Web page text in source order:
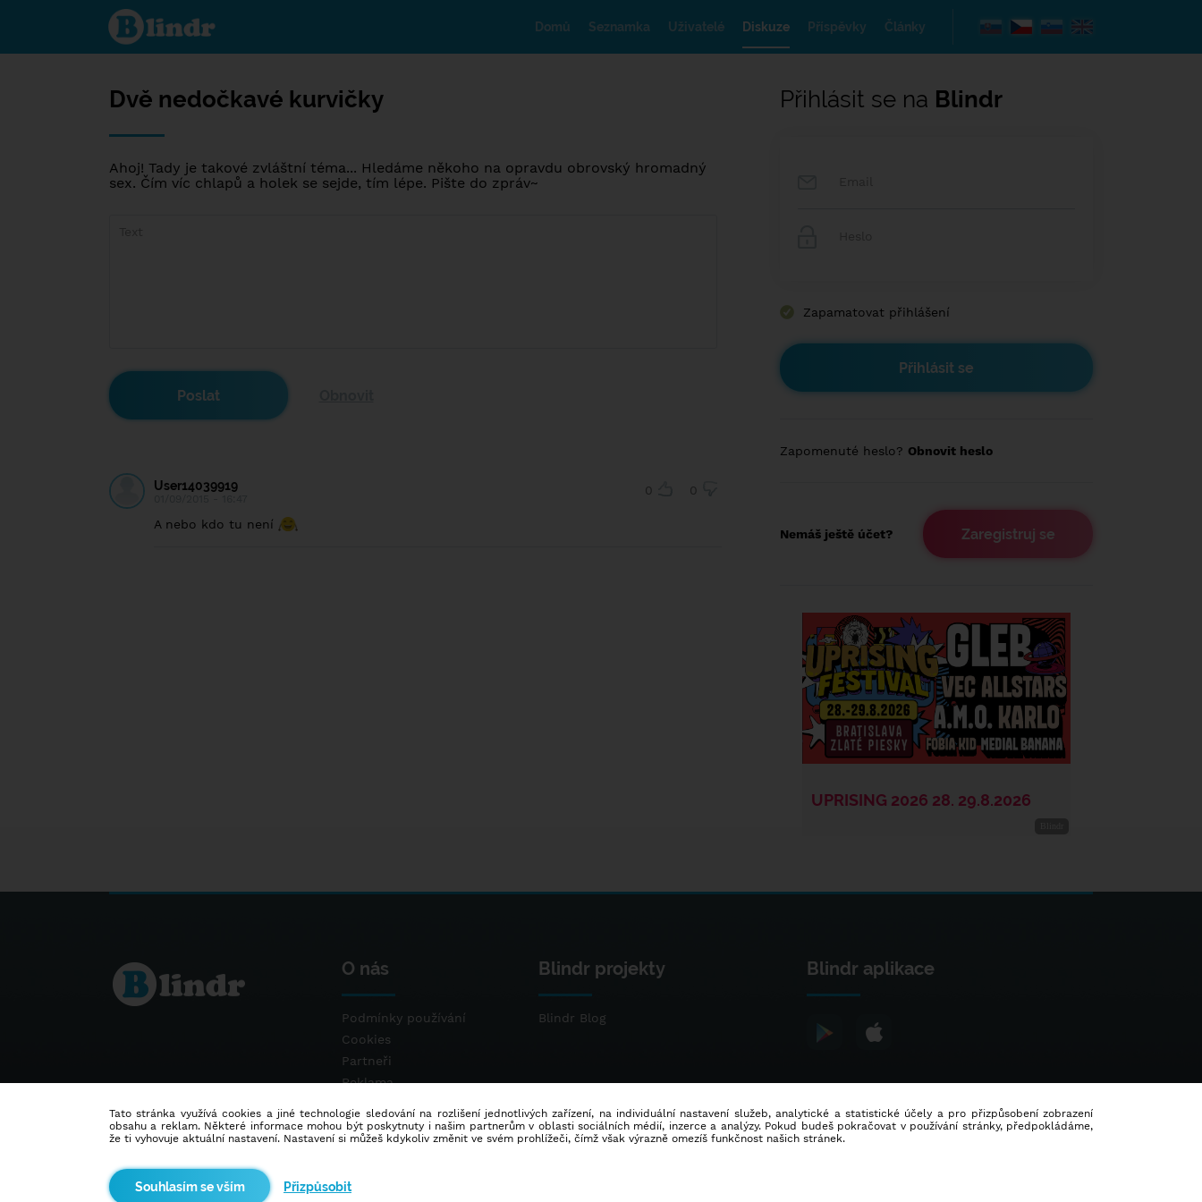
Dvě
nedočkavé
kurvičky
Domů Seznamka Uživatelé Diskuze Příspěvky Články
Dvě nedočkavé kurvičky
Ahoj! Tady je takové zvláštní téma... Hledáme někoho na opravdu obrovský hromadný
sex. Čím víc chlapů a holek se sejde, tím lépe. Pište do zpráv~
User14039919 0 0
A nebo kdo tu není
Přihlásit se na Blindr
Zapamatovat přihlášení
Zapomenuté heslo? Obnovit heslo
Nemáš ještě účet? Zaregistruj se
O nás
Podmínky používání
Cookies
Partneři
Reklama
Blindr projekty
Blindr Blog
Blindr aplikace
Tato stránka využívá cookies a jiné technologie sledování na rozlišení jednotlivých zařízení, na individuální nastavení služeb, analytické a statistické účely a pro přizpůsobení zobrazení
obsahu a reklam. Některé informace mohou být poskytnuty i našim partnerům v oblasti sociálních médií, inzerce a analýzy. Pokud budeš pokračovat v používání stránky, předpokládáme,
že ti vyhovuje aktuální nastavení. Nastavení si můžeš kdykoliv změnit ve svém prohlížeči, čímž však výrazně omezíš funkčnost našich stránek.
Přizpůsobit